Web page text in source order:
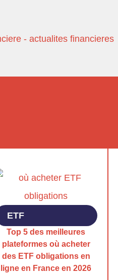
ETF
Top 5 des meilleures
plateformes où acheter
des ETF obligations en
ligne en France en 2026